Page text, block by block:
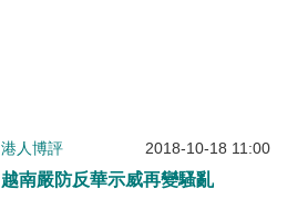
港人博評 2018-10-18 11:00
越南嚴防反華示威再變騷亂